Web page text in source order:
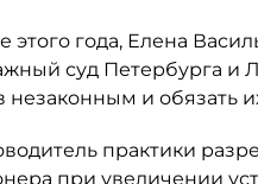
этого года, Елена
суд Петербурга и
незаконным и обязать
практики
при увеличении